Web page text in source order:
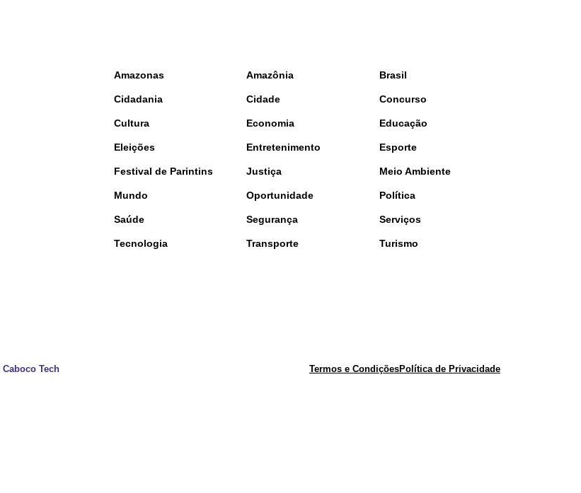
Amazonas Amazônia Brasil
Cidadania Cidade Concurso
Cultura Economia Educação
Eleições Entretenimento Esporte
Festival de Parintins Justiça Meio Ambiente
Mundo Oportunidade Política
Saúde Segurança Serviços
Tecnologia Transporte Turismo
Caboco Tech Termos e CondiçõesPolítica de Privacidade